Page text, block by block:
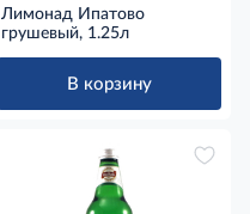
Лимонад Ипатово
грушевый, 1.25л
В корзину